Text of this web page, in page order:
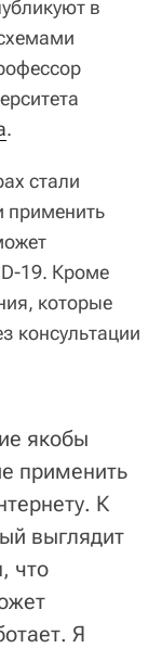
в
.
стали
применить
19. Кроме
которые
консультации
якобы
применить
К
выглядит
что
Я